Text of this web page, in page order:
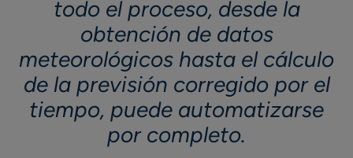
todo el proceso, desde la
obtención de datos
meteorológicos hasta el cálculo
de la previsión corregido por el
tiempo, puede automatizarse
por completo.